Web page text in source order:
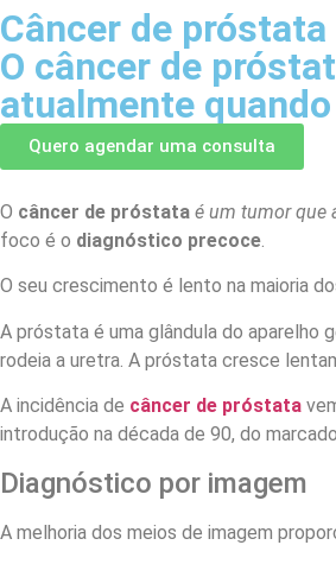
Câncer de
O câncer de
atualmente
Quero agendar uma consulta
O câncer de próstata é um tumor que
foco é o diagnóstico precoce.
O seu crescimento é lento na maioria
A próstata é uma glândula do aparelho
rodeia a uretra. A próstata cresce
A incidência de câncer de próstata
introdução na década de 90, do
Diagnóstico por imagem
A melhoria dos meios de imagem